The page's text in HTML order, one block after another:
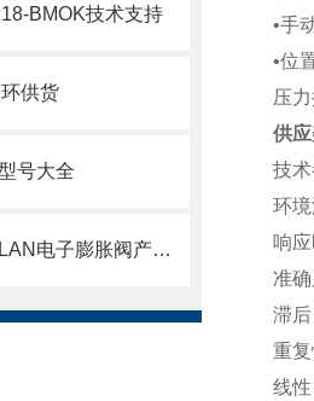
BMOK技术支持
供货
号大全
美国斯波兰SPORLAN电子膨胀阀产品特点
•手
•位
压
供
技
环
响
准
滞
重
线